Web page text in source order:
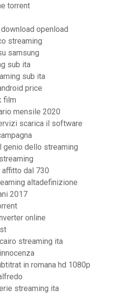
torrent
openload
streaming
samsung
sub ita
sub ita
price
film
mensile 2020
scarica il software
genio dello streaming
affitto dal 730
altadefinizione
2017
online
streaming ita
in romana hd 1080p
streaming ita